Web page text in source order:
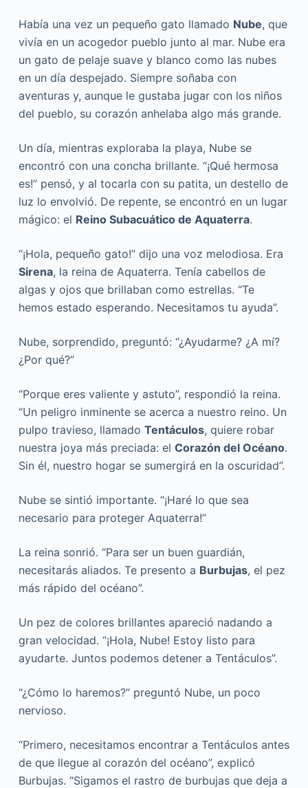
Había una vez un pequeño gato llamado Nube, que
vivía en un acogedor pueblo junto al mar. Nube era
un gato de pelaje suave y blanco como las nubes
en un día despejado. Siempre soñaba con
aventuras y, aunque le gustaba jugar con los niños
del pueblo, su corazón anhelaba algo más grande.
Un día, mientras exploraba la playa, Nube se
encontró con una concha brillante. “¡Qué hermosa
es!” pensó, y al tocarla con su patita, un destello de
luz lo envolvió. De repente, se encontró en un lugar
mágico: el Reino Subacuático de Aquaterra.
“¡Hola, pequeño gato!” dijo una voz melodiosa. Era
Sirena, la reina de Aquaterra. Tenía cabellos de
algas y ojos que brillaban como estrellas. “Te
hemos estado esperando. Necesitamos tu ayuda”.
Nube, sorprendido, preguntó: “¿Ayudarme? ¿A mí?
¿Por qué?”
“Porque eres valiente y astuto”, respondió la reina.
“Un peligro inminente se acerca a nuestro reino. Un
pulpo travieso, llamado Tentáculos, quiere robar
nuestra joya más preciada: el Corazón del Océano.
Sin él, nuestro hogar se sumergirá en la oscuridad”.
Nube se sintió importante. “¡Haré lo que sea
necesario para proteger Aquaterra!”
La reina sonrió. “Para ser un buen guardián,
necesitarás aliados. Te presento a Burbujas, el pez
más rápido del océano”.
Un pez de colores brillantes apareció nadando a
gran velocidad. “¡Hola, Nube! Estoy listo para
ayudarte. Juntos podemos detener a Tentáculos”.
“¿Cómo lo haremos?” preguntó Nube, un poco
nervioso.
“Primero, necesitamos encontrar a Tentáculos antes
de que llegue al corazón del océano”, explicó
Burbujas. “Sigamos el rastro de burbujas que deja a